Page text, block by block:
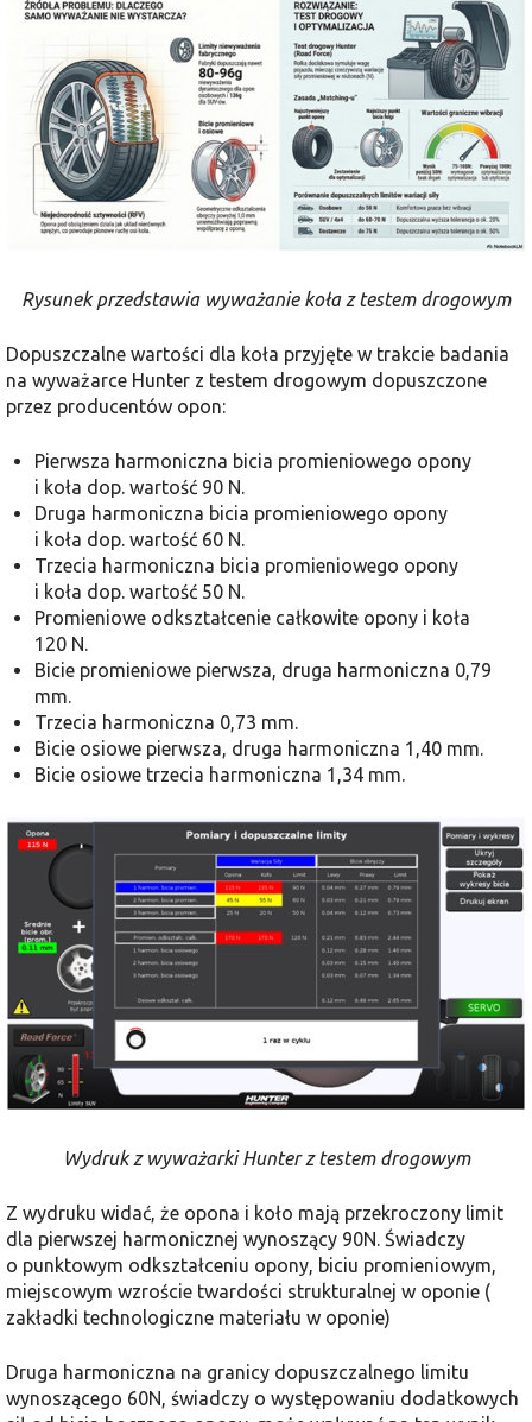
Rysunek przedstawia wyważanie koła z testem drogowym
Dopuszczalne wartości dla koła przyjęte w trakcie badania
na wyważarce Hunter z testem drogowym dopuszczone
przez producentów opon:
Pierwsza harmoniczna bicia promieniowego opony
i koła dop. wartość 90 N.
Druga harmoniczna bicia promieniowego opony
i koła dop. wartość 60 N.
Trzecia harmoniczna bicia promieniowego opony
i koła dop. wartość 50 N.
Promieniowe odkształcenie całkowite opony i koła
120 N.
Bicie promieniowe pierwsza, druga harmoniczna 0,79
mm.
Trzecia harmoniczna 0,73 mm.
Bicie osiowe pierwsza, druga harmoniczna 1,40 mm.
Bicie osiowe trzecia harmoniczna 1,34 mm.
Wydruk z wyważarki Hunter z testem drogowym
Z wydruku widać, że opona i koło mają przekroczony limit
dla pierwszej harmonicznej wynoszący 90N. Świadczy
o punktowym odkształceniu opony, biciu promieniowym,
miejscowym wzroście twardości strukturalnej w oponie (
zakładki technologiczne materiału w oponie)
Druga harmoniczna na granicy dopuszczalnego limitu
wynoszącego 60N, świadczy o występowaniu dodatkowych